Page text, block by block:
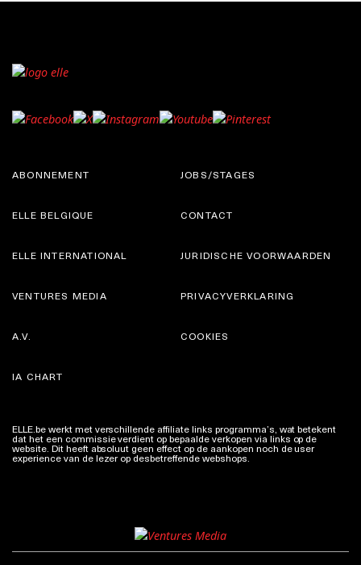
ABONNEMENT
ELLE BELGIQUE
JOBS/STAGES
CONTACT
ELLE INTERNATIONAL
VENTURES MEDIA
JURIDISCHE VOORWAARDEN
PRIVACYVERKLARING
A.V.
IA CHART
COOKIES
ELLE.be werkt met verschillende affiliate links programma’s, wat betekent
dat het een commissie verdient op bepaalde verkopen via links op de
website. Dit heeft absoluut geen effect op de aankopen noch de user
experience van de lezer op desbetreffende webshops.